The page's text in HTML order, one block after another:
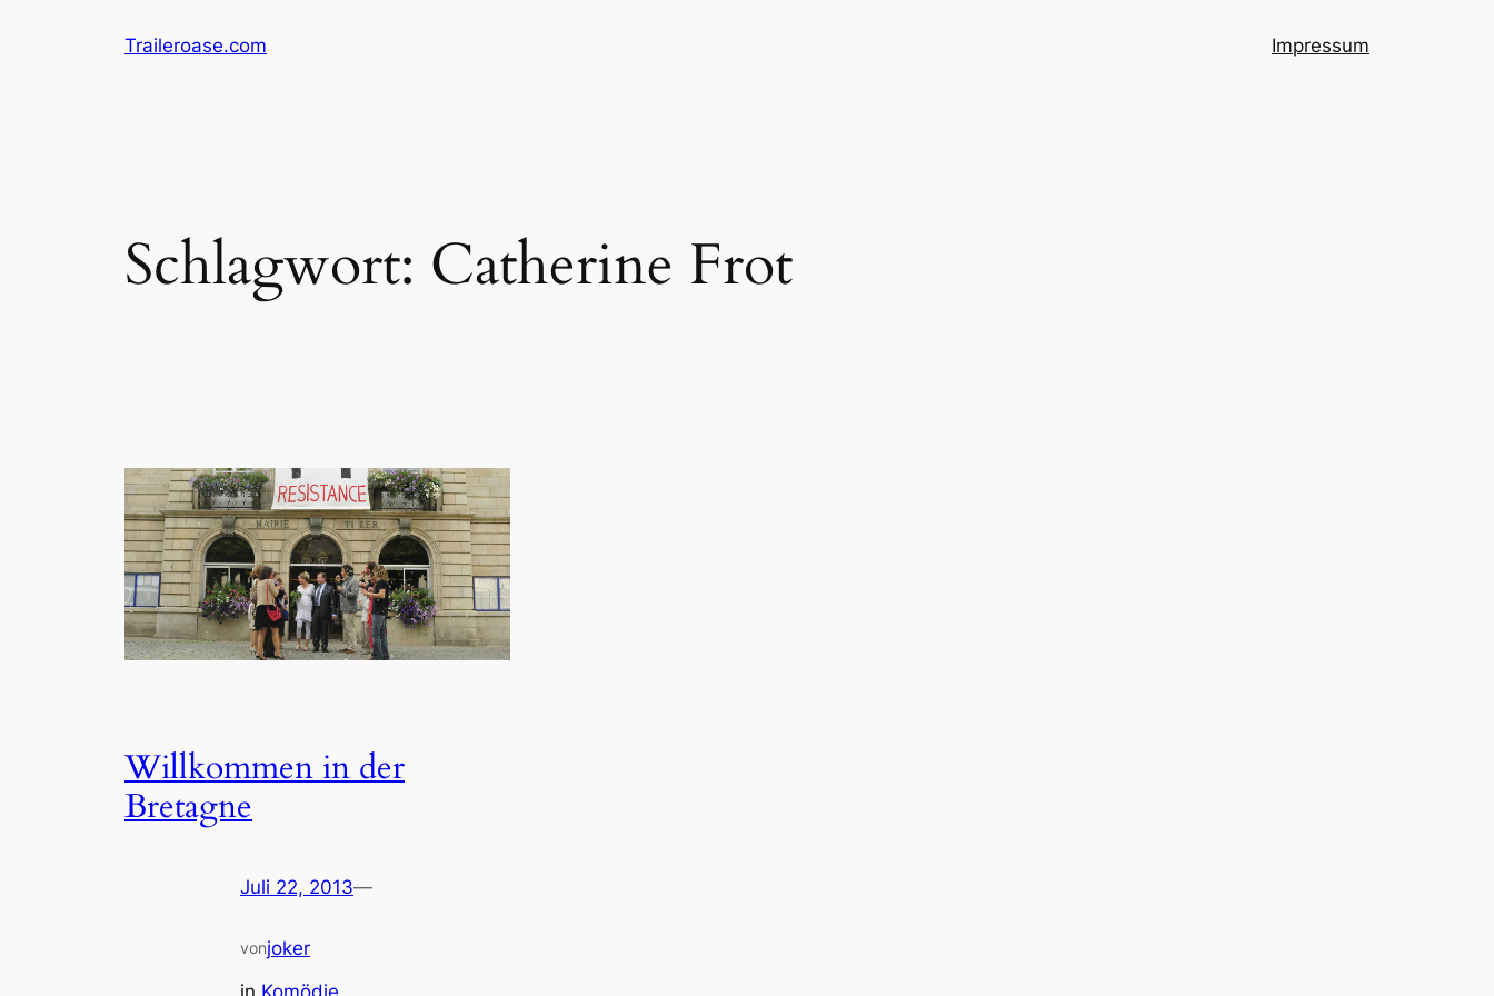
Traileroase.com Impressum
Schlagwort: Catherine Frot
Willkommen in der
Bretagne
Juli 22, 2013—
vonjoker
in Komödie